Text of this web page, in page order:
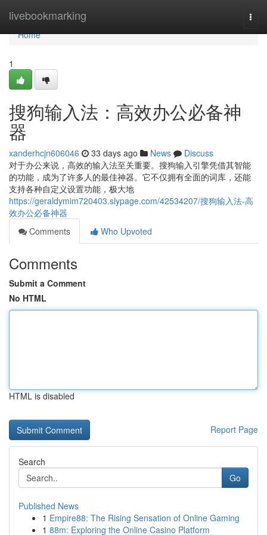
livebookmarking
Home
Home
1
搜狗输入法：高效办公必备神
器
xanderhcjn606046 33 days ago News
Discuss
对于办公来说，高效的输入法至关重要。搜狗输入引擎凭借其智能
的功能，成为了许多人的最佳神器。它不仅拥有全面的词库，还能
支持各种自定义设置功能，极大地
https://geraldymim720403.slypage.com/42534207/搜狗输入法-高
效办公必备神器
Comments
Who Upvoted
Comments
Submit a Comment
No HTML
HTML is disabled
Report Page
Search
Go
Published News
1 Empire88: The Rising Sensation of Online Gaming
1 88m: Exploring the Online Casino Platform